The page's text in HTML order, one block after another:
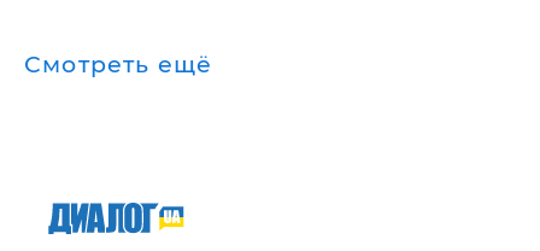
Смотреть ещё